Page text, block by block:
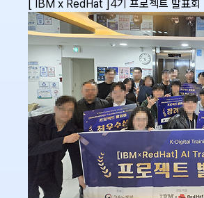
[ IBM x RedHat ]4기 프로젝트 발표회